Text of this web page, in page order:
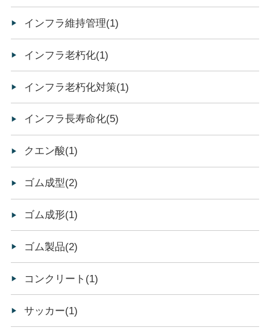
インフラ維持管理(1)
インフラ老朽化(1)
インフラ老朽化対策(1)
インフラ長寿命化(5)
クエン酸(1)
ゴム成型(2)
ゴム成形(1)
ゴム製品(2)
コンクリート(1)
サッカー(1)